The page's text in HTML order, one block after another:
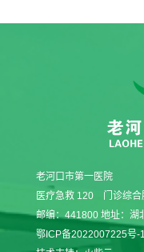
老河口市第一医院
医疗急救 120 门诊综合
邮编：441800 地址：湖
鄂ICP备2022007225号-1